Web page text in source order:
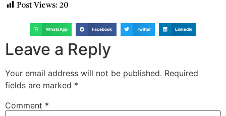
Post Views: 20
WhatsApp Facebook Twitter LinkedIn
Leave a Reply
Your email address will not be published. Required
fields are marked *
Comment *